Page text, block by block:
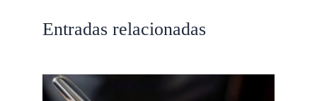
Entradas relacionadas